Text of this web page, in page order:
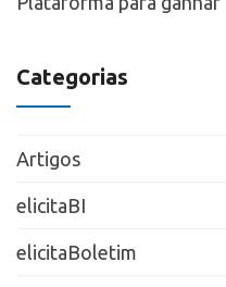
Categorias
Artigos
elicitaBI
elicitaBoletim